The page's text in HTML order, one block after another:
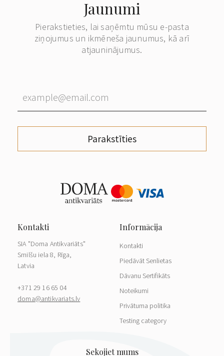
Jaunumi
Pierakstieties, lai saņēmtu mūsu e-pasta
ziņojumus un ikmēneša jaunumus, kā arī
atjauninājumus.
Parakstīties
SIA "Doma Antikvariāts"
Smilšu iela 8, Rīga,
Latvia
+371 29 16 65 04
doma@antikvariats.lv
Kontakti
Piedāvāt Senlietas
Dāvanu Sertifikāts
Noteikumi
Privātuma politika
Testing category